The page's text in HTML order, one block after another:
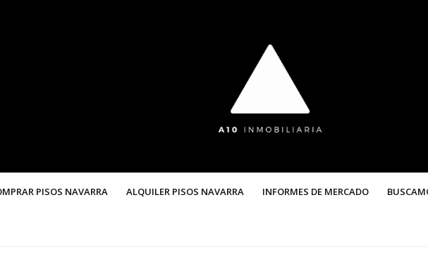
PISOS NAVARRA ALQUILER PISOS NAVARRA INFORMES DE MERCADO